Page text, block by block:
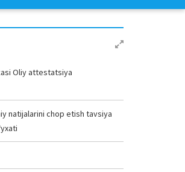
Oliy attestatsiya
natijalarini chop etish tavsiya